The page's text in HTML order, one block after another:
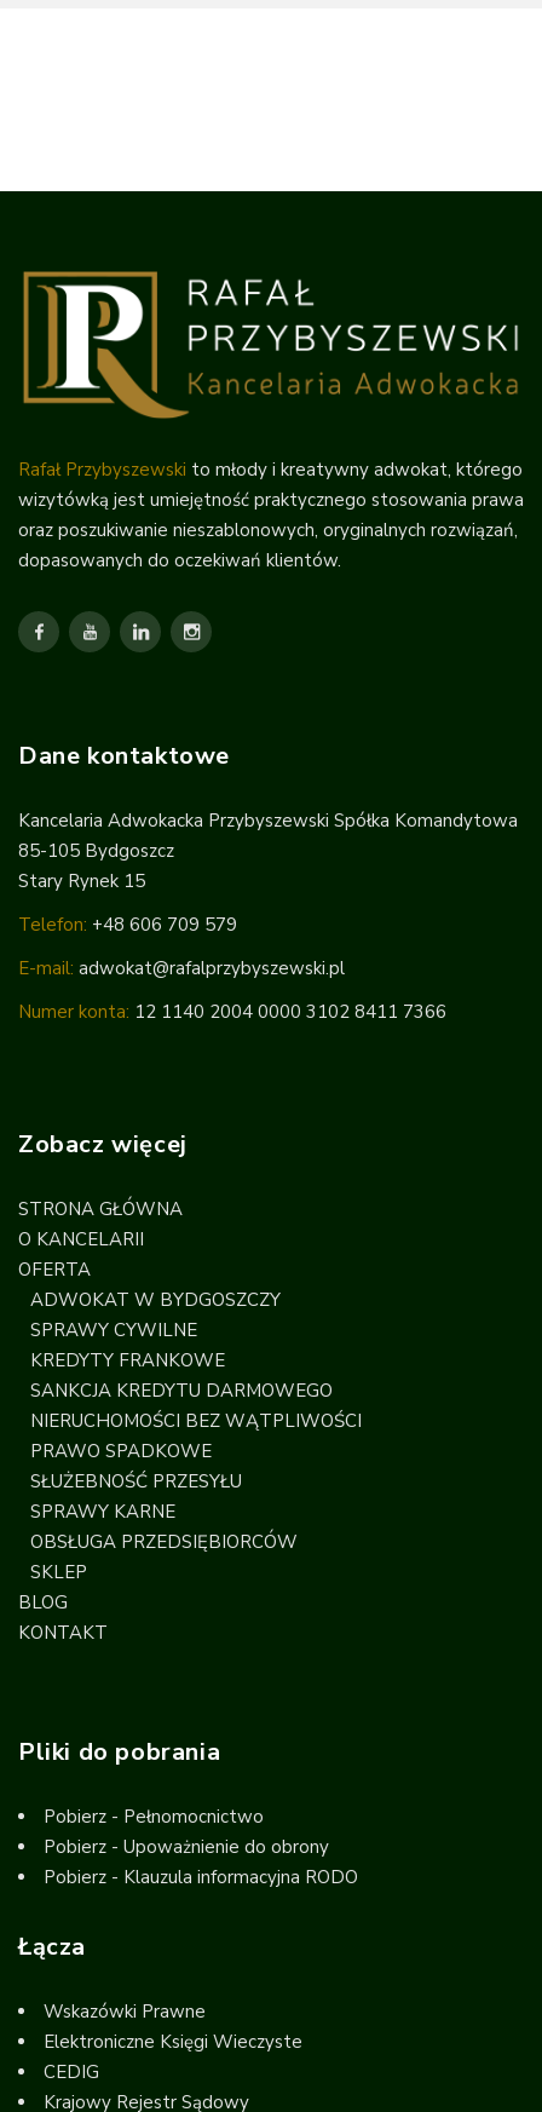
Rafał Przybyszewski to młody i kreatywny adwokat, którego
wizytówką jest umiejętność praktycznego stosowania prawa
oraz poszukiwanie nieszablonowych, oryginalnych rozwiązań,
dopasowanych do oczekiwań klientów.
Dane kontaktowe
Kancelaria Adwokacka Przybyszewski Spółka Komandytowa
85-105 Bydgoszcz
Stary Rynek 15
Telefon: +48 606 709 579
E-mail: adwokat@rafalprzybyszewski.pl
Numer konta: 12 1140 2004 0000 3102 8411 7366
Zobacz więcej
STRONA GŁÓWNA
O KANCELARII
OFERTA
ADWOKAT W BYDGOSZCZY
SPRAWY CYWILNE
KREDYTY FRANKOWE
SANKCJA KREDYTU DARMOWEGO
NIERUCHOMOŚCI BEZ WĄTPLIWOŚCI
PRAWO SPADKOWE
SŁUŻEBNOŚĆ PRZESYŁU
SPRAWY KARNE
OBSŁUGA PRZEDSIĘBIORCÓW
SKLEP
BLOG
KONTAKT
Pliki do pobrania
Pobierz - Pełnomocnictwo
Pobierz - Upoważnienie do obrony
Pobierz - Klauzula informacyjna RODO
Łącza
Wskazówki Prawne
Elektroniczne Księgi Wieczyste
CEDIG
Krajowy Rejestr Sądowy